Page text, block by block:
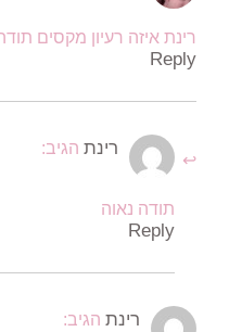
רינת איזה רעיון מקסים
Reply
רינת הגיב:
תודה נאוה
Reply
רינת הגיב: